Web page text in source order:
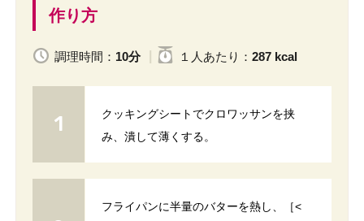
作り方
調理時間： 10分 １人 あたり ： 287 kcal
クッキングシートでクロワッサンを挟
み、潰して薄くする。
フライパンに半量のバターを熱し、［<